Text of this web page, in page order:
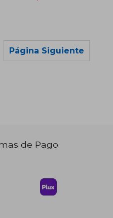
Página Siguiente
de Pago